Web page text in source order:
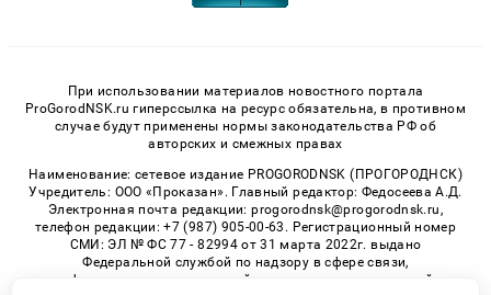
При использовании материалов новостного портала
ProGorodNSK.ru гиперссылка на ресурс обязательна, в противном
случае будут применены нормы законодательства РФ об
авторских и смежных правах
Наименование: сетевое издание PROGORODNSK (ПРОГОРОДНСК)
Учредитель: ООО «Проказан». Главный редактор: Федосеева А.Д.
Электронная почта редакции: progorodnsk@progorodnsk.ru,
телефон редакции: +7 (987) 905-00-63. Регистрационный номер
СМИ: ЭЛ № ФС 77 - 82994 от 31 марта 2022г. выдано
Федеральной службой по надзору в сфере связи,
информационных технологий и массовых коммуникаций.